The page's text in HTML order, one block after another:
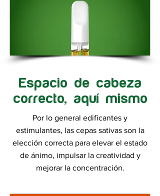
Espacio de cabeza
correcto, aquí mismo
Por lo general edificantes y
estimulantes, las cepas sativas son la
elección correcta para elevar el estado
de ánimo, impulsar la creatividad y
mejorar la concentración.